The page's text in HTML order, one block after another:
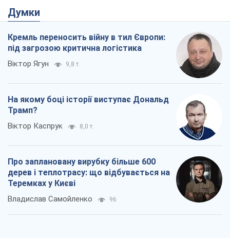
Думки
Кремль переносить війну в тил Європи:
під загрозою критична логістика
Віктор Ягун 9,8 т.
На якому боці історії виступає Дональд
Трамп?
Віктор Каспрук 8,0 т.
Про заплановану вирубку більше 600
дерев і теплотрасу: що відбувається на
Теремках у Києві
Владислав Самойленко 96